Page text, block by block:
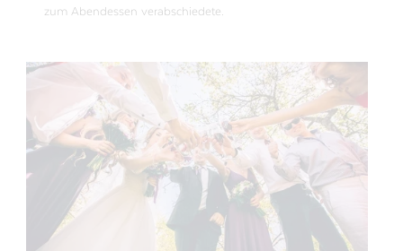
zum Abendessen verabschiedete.